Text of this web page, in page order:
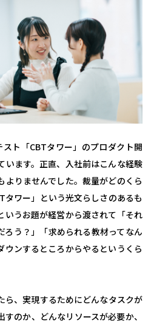
ト「CBTタワー」のプロダクト開
います。正直、入社前はこんな経験
よりませんでした。裁量がどのくら
タワー」という光文らしさのあるも
いうお題が経営から渡されて「それ
ろう？」「求められる教材ってなん
ウンするところからやるというくら
ら、実現するためにどんなタスクが
のか、どんなリソースが必要か、